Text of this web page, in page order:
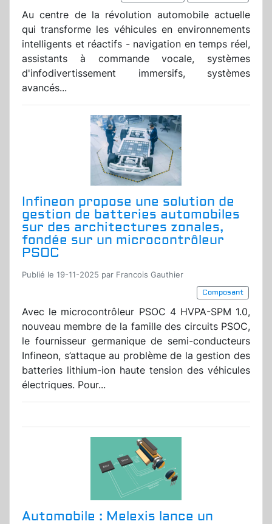
Au centre de la révolution automobile actuelle
qui transforme les véhicules en environnements
intelligents et réactifs - navigation en temps réel,
assistants à commande vocale, systèmes
d'infodivertissement immersifs, systèmes
avancés...
Infineon propose une solution de
gestion de batteries automobiles
sur des architectures zonales,
fondée sur un microcontrôleur
PSOC
Publié le 19-11-2025 par Francois Gauthier
Composant
Avec le microcontrôleur PSOC 4 HVPA-SPM 1.0,
nouveau membre de la famille des circuits PSOC,
le fournisseur germanique de semi-conducteurs
Infineon, s’attaque au problème de la gestion des
batteries lithium-ion haute tension des véhicules
électriques. Pour...
Automobile : Melexis lance un